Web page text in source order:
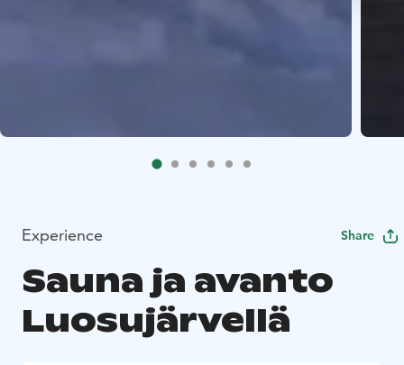
Experience Share
Sauna ja avanto
Luosujärvellä